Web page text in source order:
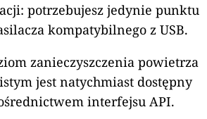
potrzebujesz jedynie punktu
kompatybilnego z USB.
zanieczyszczenia powietrza
jest natychmiast dostępny
interfejsu API.